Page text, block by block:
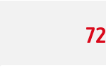
72